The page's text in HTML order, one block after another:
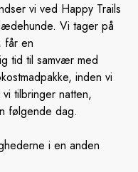
vi ved Happy Trails
Vi tager på
får en
tid til samvær med
inden vi
tilbringer natten,
følgende dag.
i en anden